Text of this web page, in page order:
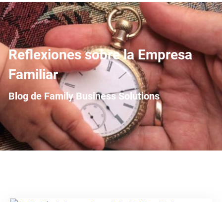
Reflexiones sobre la Empresa
Familiar
Blog de Family Business Solutions